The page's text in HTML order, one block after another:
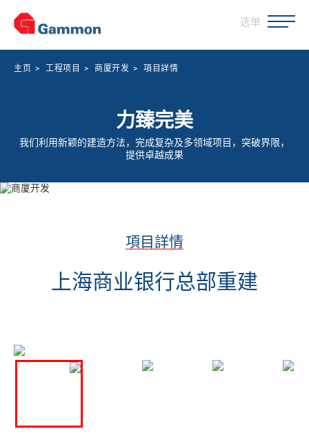
选单
主页 > 工程项目 > 商厦开发 > 項目詳情
力臻完美
我们利用新颖的建造方法，完成复杂及多领域项目，突破界限，
提供卓越成果
項目詳情
上海商业银行总部重建